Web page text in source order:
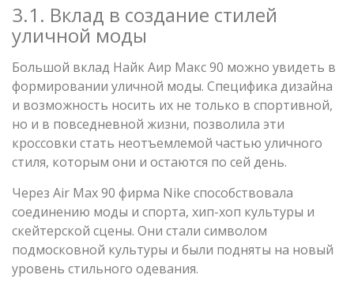
3.1. Вклад в создание стилей
уличной моды
Большой вклад Найк Аир Макс 90 можно увидеть в
формировании уличной моды. Специфика дизайна
и возможность носить их не только в спортивной,
но и в повседневной жизни, позволила эти
кроссовки стать неотъемлемой частью уличного
стиля, которым они и остаются по сей день.
Через Air Max 90 фирма Nike способствовала
соединению моды и спорта, хип-хоп культуры и
скейтерской сцены. Они стали символом
подмосковной культуры и были подняты на новый
уровень стильного одевания.